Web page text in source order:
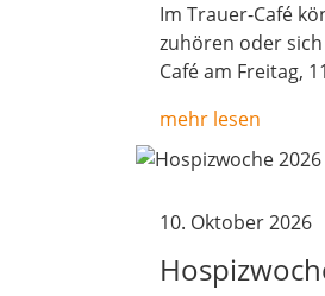
Im Trauer-Café
zuhören oder
Café am Freitag,
mehr lesen
10. Oktober 2026